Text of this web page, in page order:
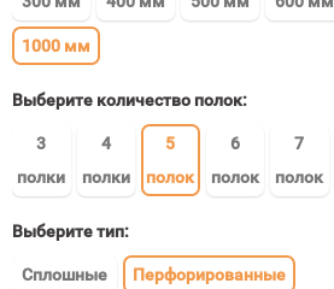
1000 мм
Выберите количество полок:
3
полки
4
полки
5
полок
6
полок
7
полок
Выберите тип:
Сплошные Перфорированные